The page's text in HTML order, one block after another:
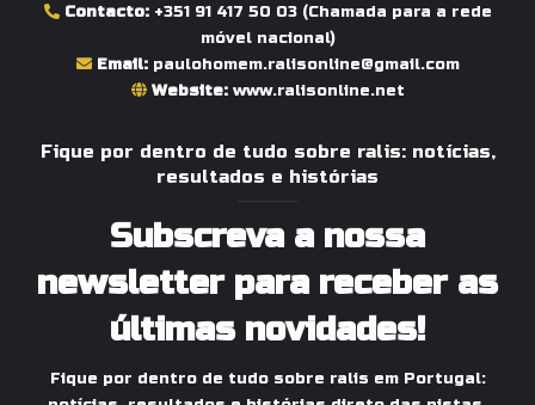
Contacto: +351 91 417 50 03(Chamada para a rede
móvel nacional)
Email: paulohomem.ralisonline@gmail.com
Website: www.ralisonline.net
Fique por dentro de tudo sobre ralis: notícias,
resultados e histórias
Subscreva a nossa
newsletter para receber as
últimas novidades!
Fique por dentro de tudo sobre ralis em Portugal: